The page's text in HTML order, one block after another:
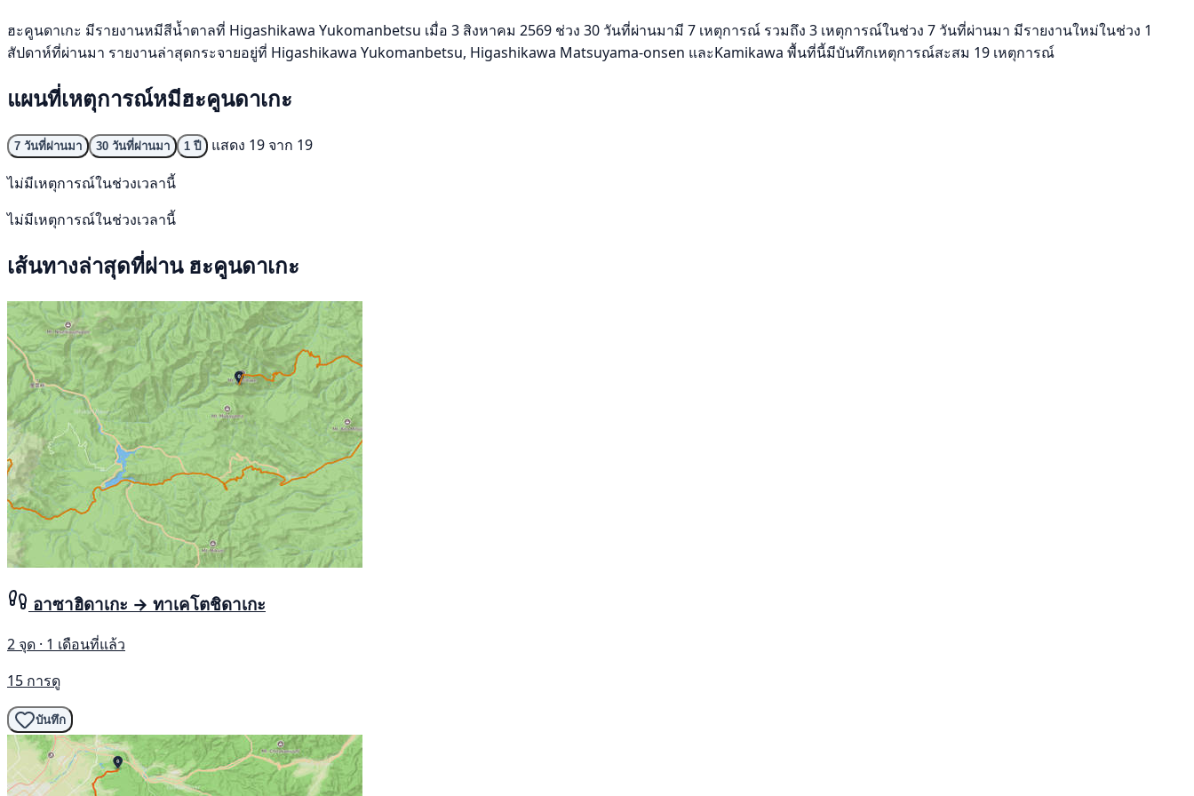
ฮะคูนดาเกะ มีรายงานหมีสีน้ำตาลที่ Higashikawa Yukomanbetsu เมื่อ 3 สิงหาคม 2569 ช่วง 30 วันที่ผ่านมามี 7 เหตุการณ์ รวมถึง 3 เหตุการณ์ในช่วง 7 วันที่ผ่านมา มีรายงานใหม่ในช่วง 1
สัปดาห์ที่ผ่านมา รายงานล่าสุดกระจายอยู่ที่ Higashikawa Yukomanbetsu, Higashikawa Matsuyama-onsen และKamikawa พื้นที่นี้มีบันทึกเหตุการณ์สะสม 19 เหตุการณ์
แผนที่เหตุการณ์หมีฮะคูนดาเกะ
7 วันที่ผ่านมา 30 วันที่ผ่านมา 1 ปี
แสดง 19 จาก 19
ไม่มีเหตุการณ์ในช่วงเวลานี้
ไม่มีเหตุการณ์ในช่วงเวลานี้
เส้นทางล่าสุดที่ผ่าน ฮะคูนดาเกะ
อาซาฮิดาเกะ → ทาเคโตชิดาเกะ
2 จุด · 1 เดือนที่แล้ว
15 การดู
บันทึก